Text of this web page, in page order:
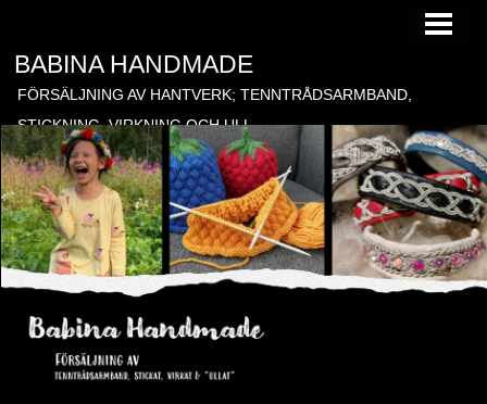
TILL FÖRSÄLJNING
BLOGG
GÄSTBOK
KONTAKT
BONADER
BABINA HANDMADE
FÖRSÄLJNING AV HANTVERK; TENNTRÅDSARMBAND,
STICKNING, VIRKNING OCH ULL